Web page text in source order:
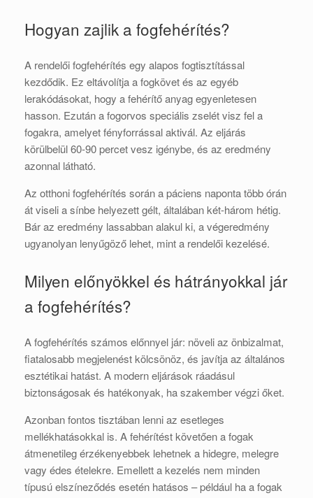
Hogyan zajlik a fogfehérítés?
A rendelői fogfehérítés egy alapos fogtisztítással
kezdődik. Ez eltávolítja a fogkövet és az egyéb
lerakódásokat, hogy a fehérítő anyag egyenletesen
hasson. Ezután a fogorvos speciális zselét visz fel a
fogakra, amelyet fényforrással aktivál. Az eljárás
körülbelül 60-90 percet vesz igénybe, és az eredmény
azonnal látható.
Az otthoni fogfehérítés során a páciens naponta több órán
át viseli a sínbe helyezett gélt, általában két-három hétig.
Bár az eredmény lassabban alakul ki, a végeredmény
ugyanolyan lenyűgöző lehet, mint a rendelői kezelésé.
Milyen előnyökkel és hátrányokkal jár
a fogfehérítés?
A fogfehérítés számos előnnyel jár: növeli az önbizalmat,
fiatalosabb megjelenést kölcsönöz, és javítja az általános
esztétikai hatást. A modern eljárások ráadásul
biztonságosak és hatékonyak, ha szakember végzi őket.
Azonban fontos tisztában lenni az esetleges
mellékhatásokkal is. A fehérítést követően a fogak
átmenetileg érzékenyebbek lehetnek a hidegre, melegre
vagy édes ételekre. Emellett a kezelés nem minden
típusú elszíneződés esetén hatásos – például ha a fogak